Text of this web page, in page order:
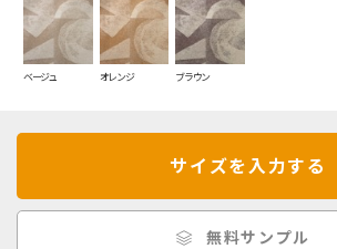
ベージュ オレンジ ブラウン
サイズを入力する
無料サンプル